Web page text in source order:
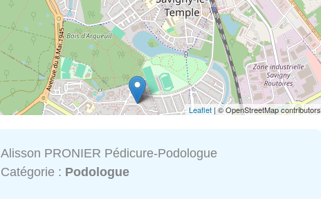
Leaflet | © OpenStreetMap contributors
Alisson PRONIER Pédicure-Podologue
Catégorie : Podologue